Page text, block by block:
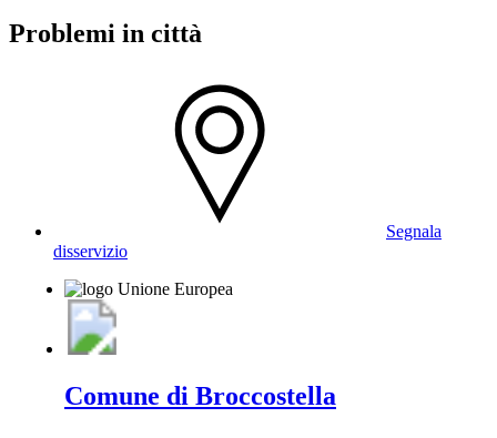
Problemi in città
Segnala
disservizio
Comune di Broccostella